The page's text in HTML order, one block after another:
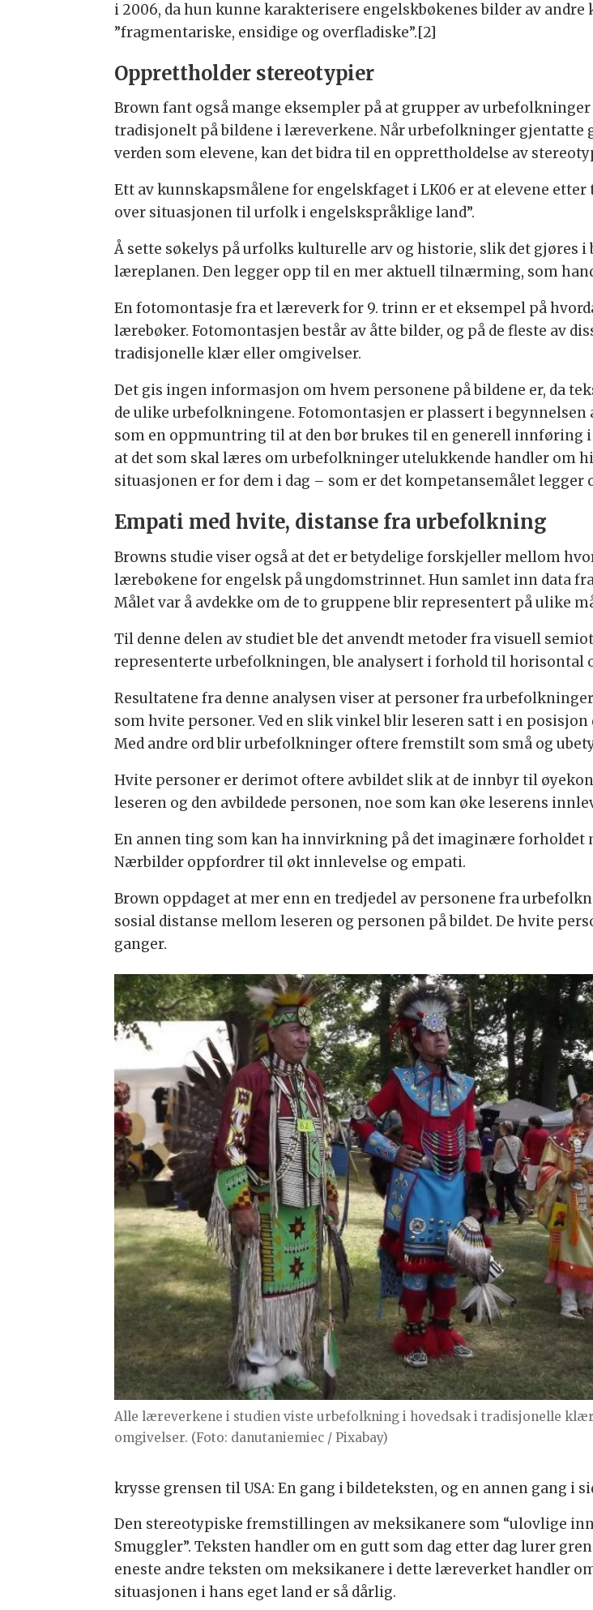
i 2006, da hun kunne karakterisere engelskbøkenes bilder av
”fragmentariske, ensidige og overfladiske”.[2]
Opprettholder stereotypier
Brown fant også mange eksempler på at grupper av
tradisjonelt på bildene i læreverkene. Når urbefolkninger gjentatte
verden som elevene, kan det bidra til en opprettholdelse av
Ett av kunnskapsmålene for engelskfaget i LK06 er at elevene
over situasjonen til urfolk i engelskspråklige land”.
Å sette søkelys på urfolks kulturelle arv og historie, slik det gjøres i
læreplanen. Den legger opp til en mer aktuell tilnærming, som
En fotomontasje fra et læreverk for 9. trinn er et eksempel på
lærebøker. Fotomontasjen består av åtte bilder, og på de fleste av
tradisjonelle klær eller omgivelser.
Det gis ingen informasjon om hvem personene på bildene er, da
de ulike urbefolkningene. Fotomontasjen er plassert i
som en oppmuntring til at den bør brukes til en generell innføring
at det som skal læres om urbefolkninger utelukkende handler om
situasjonen er for dem i dag – som er det kompetansemålet legger
Empati med hvite, distanse fra urbefolkning
Browns studie viser også at det er betydelige forskjeller mellom
lærebøkene for engelsk på ungdomstrinnet. Hun samlet inn data
Målet var å avdekke om de to gruppene blir representert på ulike
Til denne delen av studiet ble det anvendt metoder fra visuell
representerte urbefolkningen, ble analysert i forhold til horisontal
Resultatene fra denne analysen viser at personer fra
som hvite personer. Ved en slik vinkel blir leseren satt i en
Med andre ord blir urbefolkninger oftere fremstilt som små og
Hvite personer er derimot oftere avbildet slik at de innbyr til
leseren og den avbildede personen, noe som kan øke leserens
En annen ting som kan ha innvirkning på det imaginære forholdet
Nærbilder oppfordrer til økt innlevelse og empati.
Brown oppdaget at mer enn en tredjedel av personene fra
sosial distanse mellom leseren og personen på bildet. De hvite
ganger.
Alle læreverkene i studien viste urbefolkning i hovedsak i tradisjonelle
omgivelser. (Foto: danutaniemiec / Pixabay)
krysse grensen til USA: En gang i bildeteksten, og en annen gang
Den stereotypiske fremstillingen av meksikanere som “ulovlige
Smuggler”. Teksten handler om en gutt som dag etter dag lurer
eneste andre teksten om meksikanere i dette læreverket handler
situasjonen i hans eget land er så dårlig.